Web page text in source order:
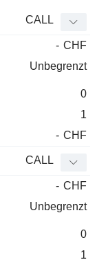
Delta
CALL
- CHF
Unbegrenzt
0
1
- CHF
CALL
- CHF
Unbegrenzt
0
1